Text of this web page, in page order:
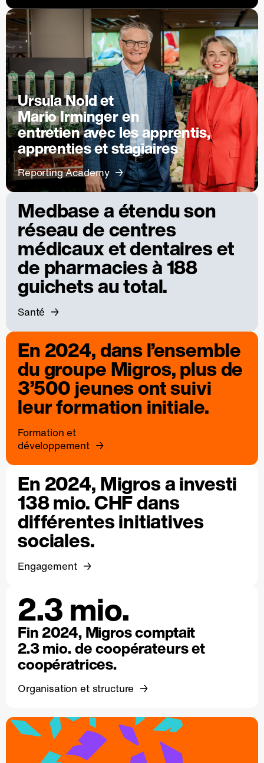
Ursula Nold et
Mario Irminger en
entretien avec les apprentis,
apprenties et stagiaires
Reporting Academy
Medbase a étendu son
réseau de centres
médicaux et dentaires et
de pharmacies à 188
guichets au total.
Santé
En 2024, dans l’ensemble
du groupe Migros, plus de
3’500 jeunes ont suivi
leur formation initiale.
Formation et
développement
En 2024, Migros a investi
138 mio. CHF dans
différentes initiatives
sociales.
Engagement
2.3 mio.
Fin 2024, Migros comptait
2.3 mio. de coopérateurs et
coopératrices.
Organisation et structure